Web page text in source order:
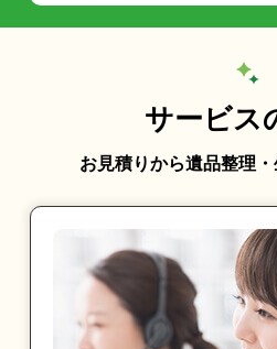
サービス
お見積りから遺品整理